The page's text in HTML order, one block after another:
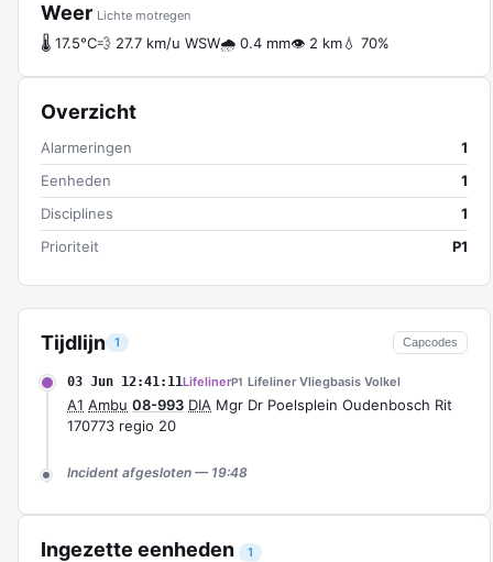
Tijdlijn 1 Capcodes
03 Jun 12:41:11LifelinerP1 Lifeliner Vliegbasis Volkel
A1 Ambu 08-993 DIA Mgr Dr Poelsplein Oudenbosch Rit
170773 regio 20
Incident afgesloten — 19:48
Ingezette eenheden 1
Weer Lichte motregen
🌡 17.5°C💨 27.7 km/u WSW🌧 0.4 mm👁 2 km💧 70%
Overzicht
Alarmeringen
1
Eenheden
1
Disciplines
1
Prioriteit
P1